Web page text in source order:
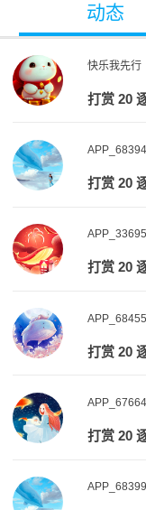
动态
快乐我先行
打赏 20
打赏 20
打赏 20
打赏 20
打赏 20